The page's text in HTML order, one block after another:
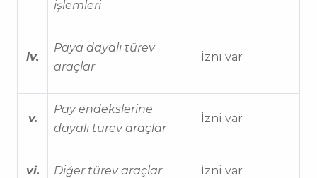
işlemleri
iv.
Paya dayalı türev
araçlar
İzni var
v.
Pay endekslerine
dayalı türev araçlar
İzni var
vi. Diğer türev araçlar İzni var